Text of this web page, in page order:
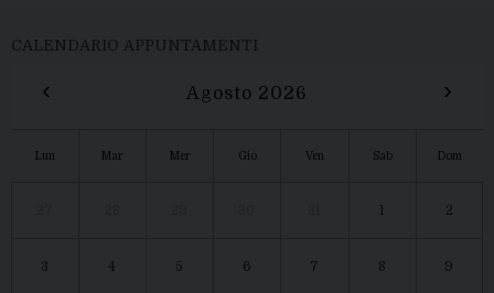
CALENDARIO APPUNTAMENTI
‹ Agosto 2026 ›
Lun Mar Mer Gio Ven Sab Dom
1 2
3 4 5 6 7 8 9